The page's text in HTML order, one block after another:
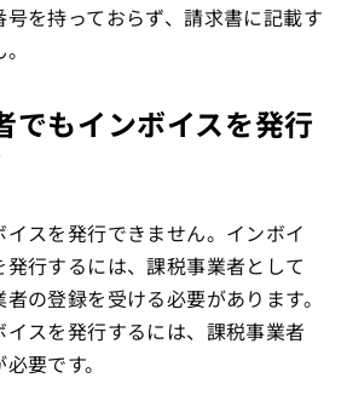
を持っておらず、請求書に記載す
でもインボイスを発行
スを発行できません。インボイ
行するには、課税事業者として
の登録を受ける必要があります。
スを発行するには、課税事業者
要です。